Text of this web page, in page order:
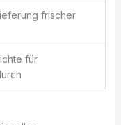
frischer
für